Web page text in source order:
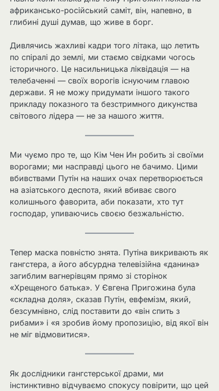
африкансько-російський саміт, він, напевно, в
глибині душі думав, що живе в борг.
Дивлячись жахливі кадри того літака, що летить
по спіралі до землі, ми стаємо свідками чогось
історичного. Це насильницька ліквідація — на
телебаченні — своїх ворогів існуючим главою
держави. Я не можу придумати іншого такого
прикладу показного та безстримного дикунства
світового лідера — не за нашого життя.
Ми чуємо про те, що Кім Чен Ин робить зі своїми
ворогами; ми насправді цього не бачимо. Цими
вбивствами Путін на наших очах перетворюється
на азіатського деспота, який вбиває свого
колишнього фаворита, аби показати, хто тут
господар, упиваючись своєю безжальністю.
Тепер маска повністю знята. Путіна викривають як
гангстера, а його абсурдна телевізійна «данина»
загиблим вагнерівцям прямо зі сторінок
«Хрещеного батька». У Євгена Пригожина була
«складна доля», сказав Путін, евфемізм, який,
безсумнівно, слід поставити до «він спить з
рибами» і «я зробив йому пропозицію, від якої він
не міг відмовитися».
Як дослідники гангстерської драми, ми
інстинктивно відчуваємо спокусу повірити, що цей